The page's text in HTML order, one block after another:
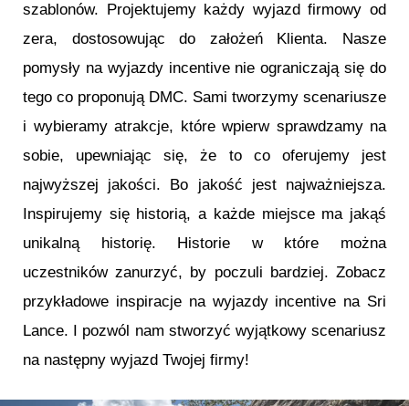
szablonów. Projektujemy każdy wyjazd firmowy od
zera, dostosowując do założeń Klienta. Nasze
pomysły na wyjazdy incentive nie ograniczają się do
tego co proponują DMC. Sami tworzymy scenariusze
i wybieramy atrakcje, które wpierw sprawdzamy na
sobie, upewniając się, że to co oferujemy jest
najwyższej jakości. Bo jakość jest najważniejsza.
Inspirujemy się historią, a każde miejsce ma jakąś
unikalną historię. Historie w które można
uczestników zanurzyć, by poczuli bardziej. Zobacz
przykładowe inspiracje na wyjazdy incentive na Sri
Lance. I pozwól nam stworzyć wyjątkowy scenariusz
na następny wyjazd Twojej firmy!